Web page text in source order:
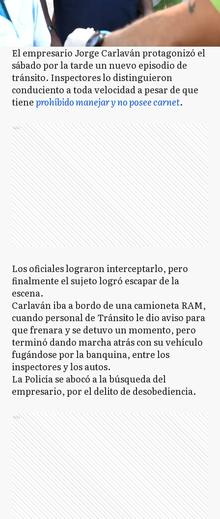
El empresario Jorge Carlaván protagonizó el
sábado por la tarde un nuevo episodio de
tránsito. Inspectores lo distinguieron
conduciento a toda velocidad a pesar de que
tieneprohíbido manejar y no posee carnet.
Ads
Los oficiales lograron interceptarlo, pero
finalmente el sujeto logró escapar de la
escena.
Carlaván iba a bordo de una camioneta RAM,
cuando personal de Tránsito le dio aviso para
que frenara y se detuvo un momento, pero
terminó dando marcha atrás con su vehículo
fugándose por la banquina, entre los
inspectores y los autos.
La Policía se abocó a la búsqueda del
empresario, por el delito de desobediencia.
Ads